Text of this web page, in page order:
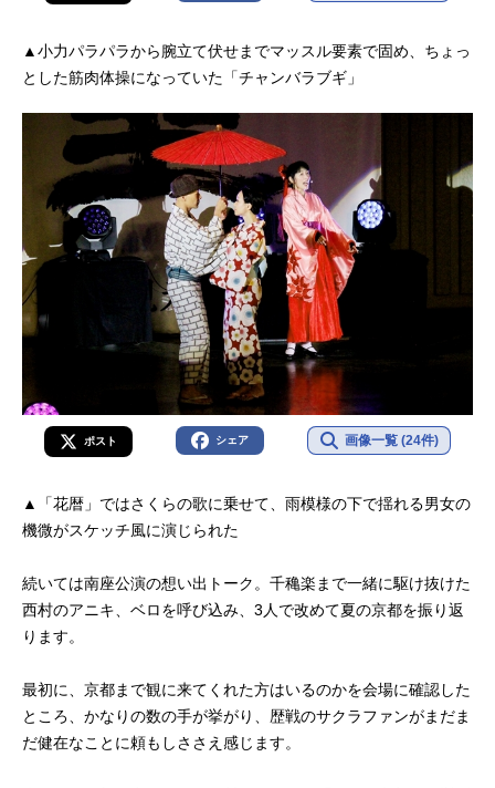
▲小力パラパラから腕立て伏せまでマッスル要素で固め、ちょっ
とした筋肉体操になっていた「チャンバラブギ」
ポスト シェア 画像一覧 (24件)
▲「花暦」ではさくらの歌に乗せて、雨模様の下で揺れる男女の
機微がスケッチ風に演じられた
続いては南座公演の想い出トーク。千穐楽まで一緒に駆け抜けた
西村のアニキ、ベロを呼び込み、3人で改めて夏の京都を振り返
ります。
最初に、京都まで観に来てくれた方はいるのかを会場に確認した
ところ、かなりの数の手が挙がり、歴戦のサクラファンがまだま
だ健在なことに頼もしささえ感じます。